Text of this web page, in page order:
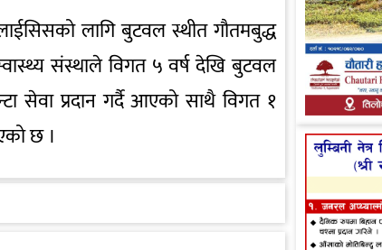
लागि बुटवल स्थीत गौतमबुद्ध
संस्थाले विगत ५ वर्ष देखि बुटवल
सेवा प्रदान गर्दै आएको साथै विगत १
छ ।